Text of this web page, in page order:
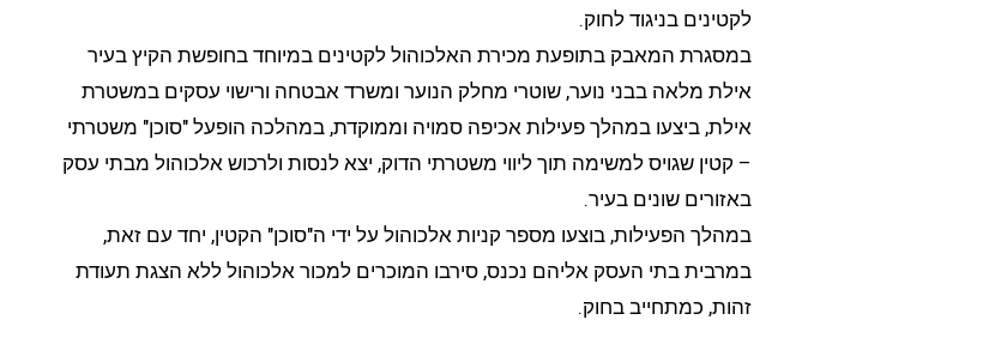
לקטינים בניגוד לחוק.
במסגרת המאבק בתופעת מכירת האלכוהול לקטינים במיוחד בחופשת הקיץ בעיר
אילת מלאה בבני נוער, שוטרי מחלק הנוער ומשרד אבטחה ורישוי עסקים במשטרת
אילת, ביצעו במהלך פעילות אכיפה סמויה וממוקדת, במהלכה הופעל "סוכן" משטרתי
– קטין שגויס למשימה תוך ליווי משטרתי הדוק, יצא לנסות ולרכוש אלכוהול מבתי עסק
באזורים שונים בעיר.
במהלך הפעילות, בוצעו מספר קניות אלכוהול על ידי ה"סוכן" הקטין, יחד עם זאת,
במרבית בתי העסק אליהם נכנס, סירבו המוכרים למכור אלכוהול ללא הצגת תעודת
זהות, כמתחייב בחוק.